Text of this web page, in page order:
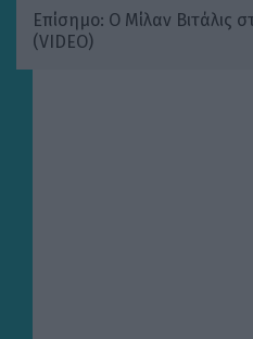
Επίσημο: Ο Μίλαν Βιτάλις
(VIDEO)